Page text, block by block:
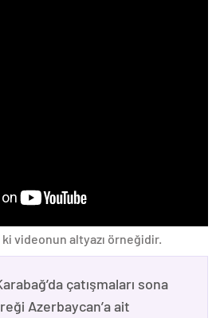
ki videonun altyazı örneğidir.
çatışmaları sona
Azerbaycan’a ait